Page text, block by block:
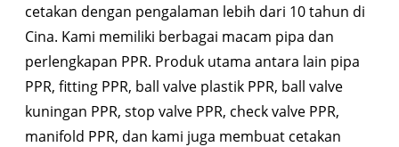
cetakan dengan pengalaman lebih dari 10 tahun di
Cina. Kami memiliki berbagai macam pipa dan
perlengkapan PPR. Produk utama antara lain pipa
PPR, fitting PPR, ball valve plastik PPR, ball valve
kuningan PPR, stop valve PPR, check valve PPR,
manifold PPR, dan kami juga membuat cetakan